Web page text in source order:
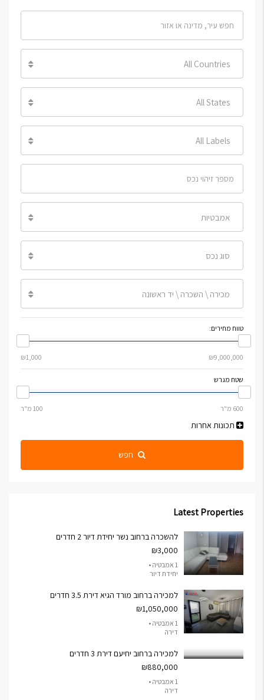
All Countries
All States
All Labels
אמבטיות
סוג נכס
מכירה \ השכרה \ יד ראשונה
טווח מחירים:
שטח מגרש
תכונות אחרות
חפש
Latest Properties
להשכרה ברחוב נשר יחידת דיור 2 חדרים
₪3,000
1 אמבטיה •
יחידת דיור
למכירה ברחוב מורד הגיא דירת 3.5 חדרים
₪1,050,000
1 אמבטיה •
דירה
למכירה ברחוב יחיעם דירת 3 חדרים
₪880,000
1 אמבטיה •
דירה